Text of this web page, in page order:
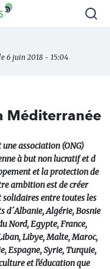
6 juin 2018 - 15:04
Méditerranée
association (ONG)
à but non lucratif et d
et la protection de
ambition est de créer
solidaires entre toutes les
d´Albanie, Algérie, Bosnie
Nord, Egypte, France,
Libye, Malte, Maroc,
Espagne, Syrie, Turquie,
et l'éducation que